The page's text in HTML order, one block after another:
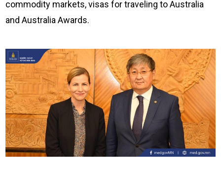
commodity markets, visas for traveling to Australia
and Australia Awards.